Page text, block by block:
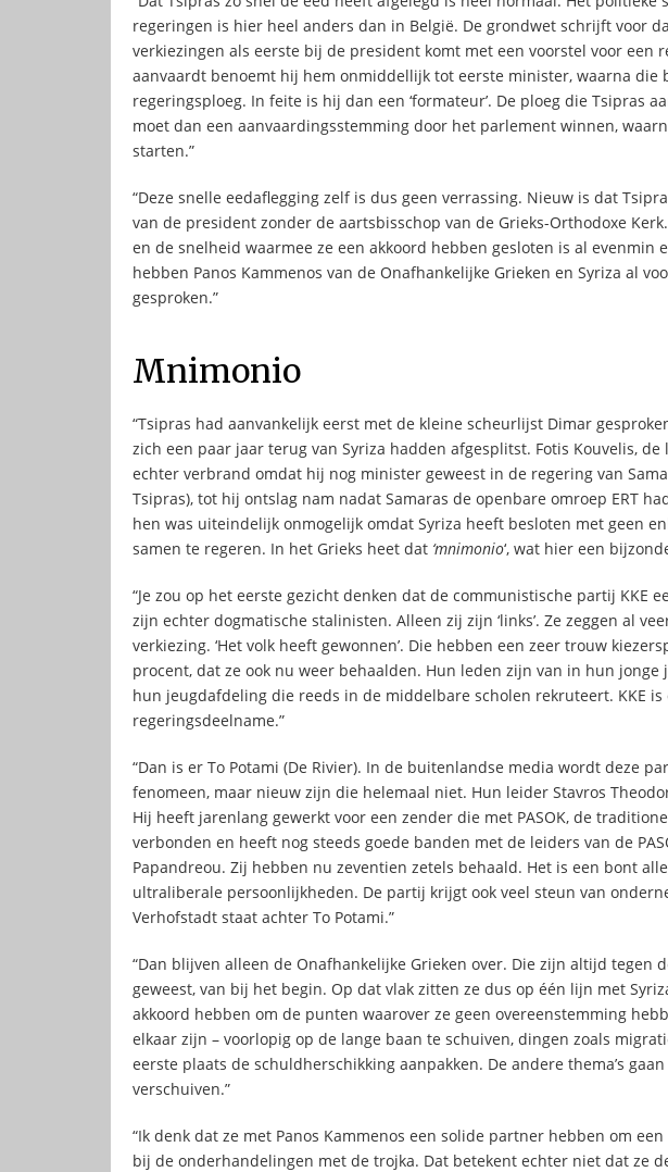
regeringen is hier heel anders dan in België. De grondwet schrijft voor
verkiezingen als eerste bij de president komt met een voorstel voor een
aanvaardt benoemt hij hem onmiddellijk tot eerste minister, waarna die
regeringsploeg. In feite is hij dan een ‘formateur’. De ploeg die Tsipras
moet dan een aanvaardingsstemming door het parlement winnen,
starten.”
“Deze snelle eedaflegging zelf is dus geen verrassing. Nieuw is dat
van de president zonder de aartsbisschop van de Grieks-Orthodoxe
en de snelheid waarmee ze een akkoord hebben gesloten is al evenmin
hebben Panos Kammenos van de Onafhankelijke Grieken en Syriza al
gesproken.”
Mnimonio
“Tsipras had aanvankelijk eerst met de kleine scheurlijst Dimar
zich een paar jaar terug van Syriza hadden afgesplitst. Fotis Kouvelis,
echter verbrand omdat hij nog minister geweest in de regering van
Tsipras), tot hij ontslag nam nadat Samaras de openbare omroep ERT
hen was uiteindelijk onmogelijk omdat Syriza heeft besloten met geen
samen te regeren. In het Grieks heet dat ‘mnimonio‘, wat hier een
“Je zou op het eerste gezicht denken dat de communistische partij KKE
zijn echter dogmatische stalinisten. Alleen zij zijn ‘links’. Ze zeggen al
verkiezing. ‘Het volk heeft gewonnen’. Die hebben een zeer trouw
procent, dat ze ook nu weer behaalden. Hun leden zijn van in hun jonge
hun jeugdafdeling die reeds in de middelbare scholen rekruteert. KKE is
regeringsdeelname.”
“Dan is er To Potami (De Rivier). In de buitenlandse media wordt deze
fenomeen, maar nieuw zijn die helemaal niet. Hun leider Stavros
Hij heeft jarenlang gewerkt voor een zender die met PASOK, de
verbonden en heeft nog steeds goede banden met de leiders van de
Papandreou. Zij hebben nu zeventien zetels behaald. Het is een bont
ultraliberale persoonlijkheden. De partij krijgt ook veel steun van
Verhofstadt staat achter To Potami.”
“Dan blijven alleen de Onafhankelijke Grieken over. Die zijn altijd tegen
geweest, van bij het begin. Op dat vlak zitten ze dus op één lijn met
akkoord hebben om de punten waarover ze geen overeenstemming
elkaar zijn – voorlopig op de lange baan te schuiven, dingen zoals
eerste plaats de schuldherschikking aanpakken. De andere thema’s
verschuiven.”
“Ik denk dat ze met Panos Kammenos een solide partner hebben om
bij de onderhandelingen met de trojka. Dat betekent echter niet dat ze